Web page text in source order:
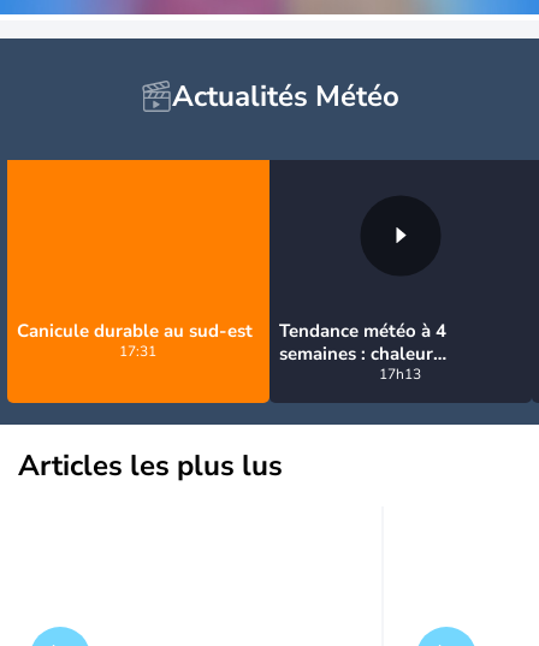
Actualités Météo
Canicule durable au sud-est
17:31
Tendance météo à 4
semaines : chaleur
prédominante jusqu'en
septembre
17h13
Articles les plus lus